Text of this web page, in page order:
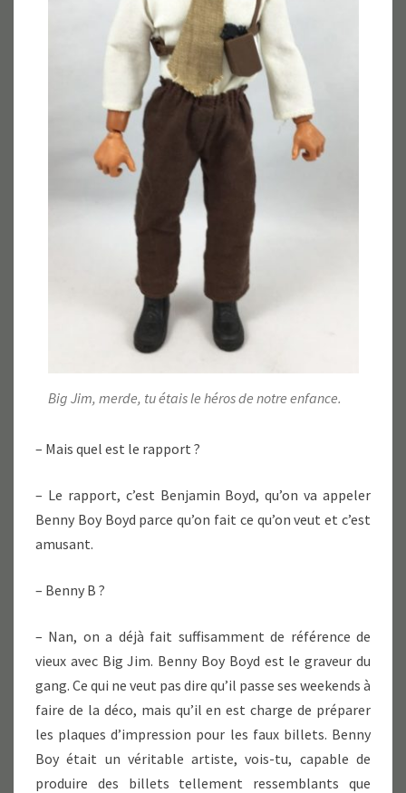
Big Jim, merde, tu étais le héros de notre enfance.
– Mais quel est le rapport ?
– Le rapport, c’est Benjamin Boyd, qu’on va appeler
Benny Boy Boyd parce qu’on fait ce qu’on veut et c’est
amusant.
– Benny B ?
– Nan, on a déjà fait suffisamment de référence de
vieux avec Big Jim. Benny Boy Boyd est le graveur du
gang. Ce qui ne veut pas dire qu’il passe ses weekends à
faire de la déco, mais qu’il en est charge de préparer
les plaques d’impression pour les faux billets. Benny
Boy était un véritable artiste, vois-tu, capable de
produire des billets tellement ressemblants que